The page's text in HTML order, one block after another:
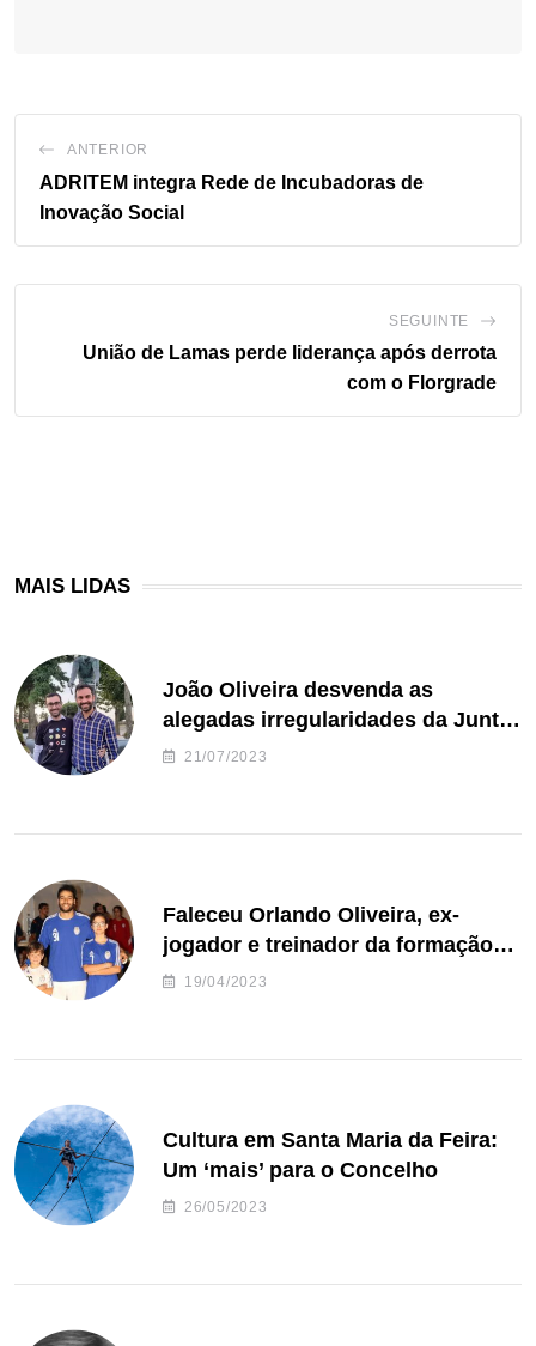
ANTERIOR
ADRITEM integra Rede de Incubadoras de
Inovação Social
SEGUINTE
União de Lamas perde liderança após derrota
com o Florgrade
MAIS LIDAS
João Oliveira desvenda as
alegadas irregularidades da Junta
de Freguesia S. João de Ver
21/07/2023
Faleceu Orlando Oliveira, ex-
jogador e treinador da formação
de andebol do Feirense
19/04/2023
Cultura em Santa Maria da Feira:
Um ‘mais’ para o Concelho
26/05/2023